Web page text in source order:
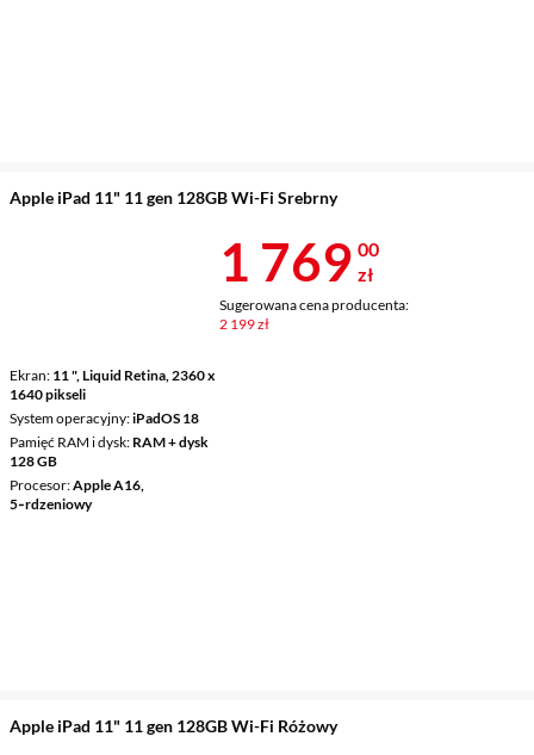
Apple iPad 11" 11 gen 128GB Wi-Fi Srebrny
Ekran 11 ", Liquid Retina, 2360 x
1640 pikseli
System operacyjny iPadOS 18
Pamięć RAM i dysk RAM + dysk
128 GB
Procesor Apple A16,
5‑rdzeniowy
Cena 1 769 zł
1 769 00
zł
Sugerowana cena producenta:
2 199 zł
Apple iPad 11" 11 gen 128GB Wi-Fi Różowy